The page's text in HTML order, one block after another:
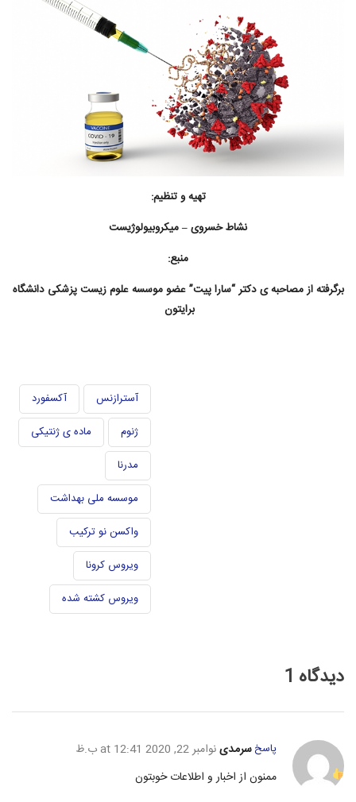
تهیه و تنظیم:
نشاط خسروی – میکروبیولوژیست
منبع:
برگرفته از مصاحبه ی دکتر “سارا پیت” عضو موسسه علوم زیست پزشکی دانشگاه
برایتون
آسترازنس
آکسفورد
ژنوم
ماده ی ژنتیکی
مدرنا
موسسه ملی بهداشت
واکسن نو ترکیب
ویروس کرونا
ویروس کشته شده
1 دیدگاه
سرمدینوامبر 22, 2020 at 12:41 ب.ظ پاسخ
ممنون از اخبار و اطلاعات خوبتون